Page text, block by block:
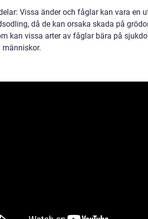
Vissa änder och fåglar kan vara en
då de kan orsaka skada på
kan vissa arter av fåglar bära på
människor.